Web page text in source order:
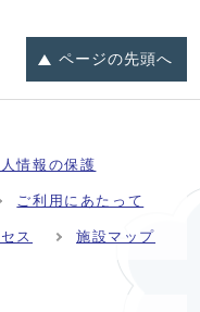
ページの先頭へ
情報の保護
ご利用にあたって
ス 施設マップ